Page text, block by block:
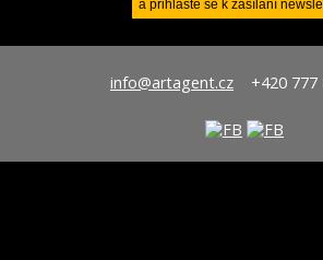
info@artagent.cz+420 777